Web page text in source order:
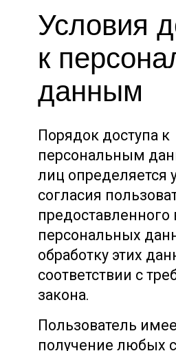
Условия
к
данным
Порядок доступа к
персональным
лиц определяется
согласия
предоставленного
персональных
обработку этих
соответствии с
закона.
Пользователь
получение любых